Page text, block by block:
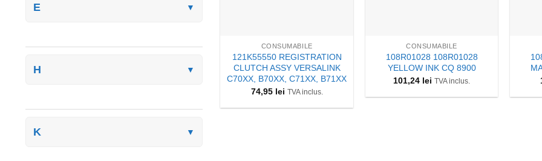
E ▼
H ▼
K ▼
CONSUMABILE
121K55550 REGISTRATION
CLUTCH ASSY VERSALINK
C70XX, B70XX, C71XX, B71XX
74,95 lei TVA inclus.
CONSUMABILE
108R01028 108R01028
YELLOW INK CQ 8900
101,24 lei TVA inclus.